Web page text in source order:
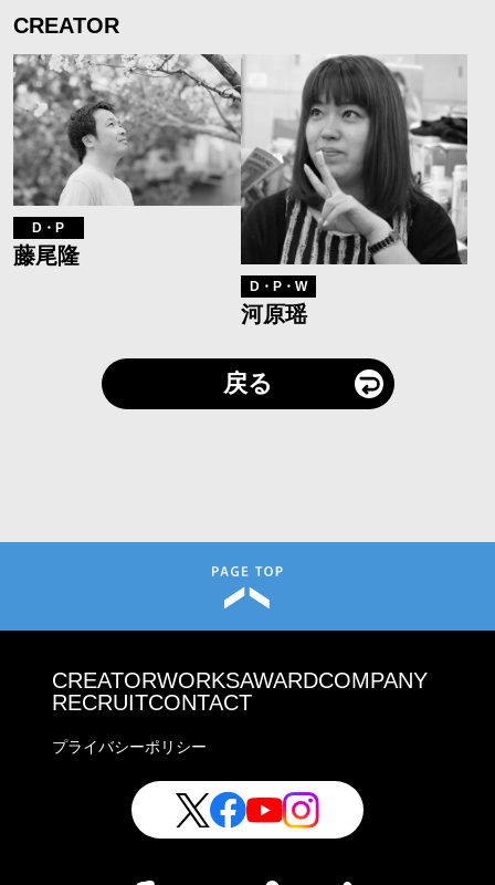
CREATOR
D・P
藤尾隆
D・P・W
河原瑶
戻る
CREATORWORKSAWARDCOMPANY
RECRUITCONTACT
プライバシーポリシー